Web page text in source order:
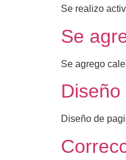
Se realizo
Se
Se agrego
Diseño de